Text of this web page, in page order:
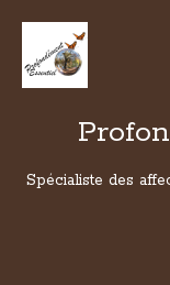
Spécialiste des